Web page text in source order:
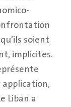
soient
implicites.
Liban a